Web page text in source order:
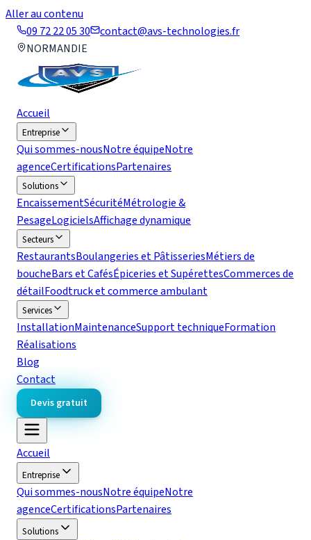
Aller au contenu
09 72 22 05 30
contact@avs-technologies.fr
NORMANDIE
Accueil
Entreprise
Qui sommes-nousNotre équipeNotre
agenceCertificationsPartenaires
Solutions
EncaissementSécuritéMétrologie &
PesageLogicielsAffichage dynamique
Secteurs
RestaurantsBoulangeries et PâtisseriesMétiers de
boucheBars et CafésÉpiceries et SupérettesCommerces de
détailFoodtruck et commerce ambulant
Services
InstallationMaintenanceSupport techniqueFormation
Réalisations
Blog
Contact
Devis gratuit
Accueil
Entreprise
Qui sommes-nousNotre équipeNotre
agenceCertificationsPartenaires
Solutions